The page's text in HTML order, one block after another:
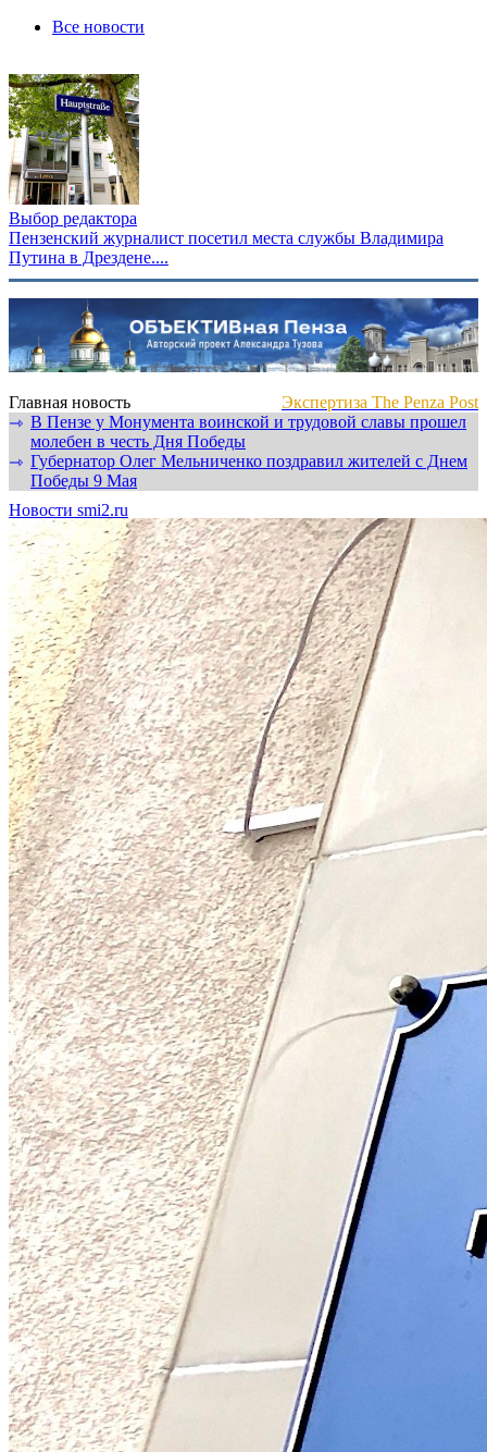
Все новости
Выбор редактора
Пензенский журналист посетил места службы Владимира
Путина в Дрездене....
Главная новость
Экспертиза The Penza Post
⇾ В Пензе у Монумента воинской и трудовой славы прошел
молебен в честь Дня Победы
⇾ Губернатор Олег Мельниченко поздравил жителей с Днем
Победы 9 Мая
Новости smi2.ru